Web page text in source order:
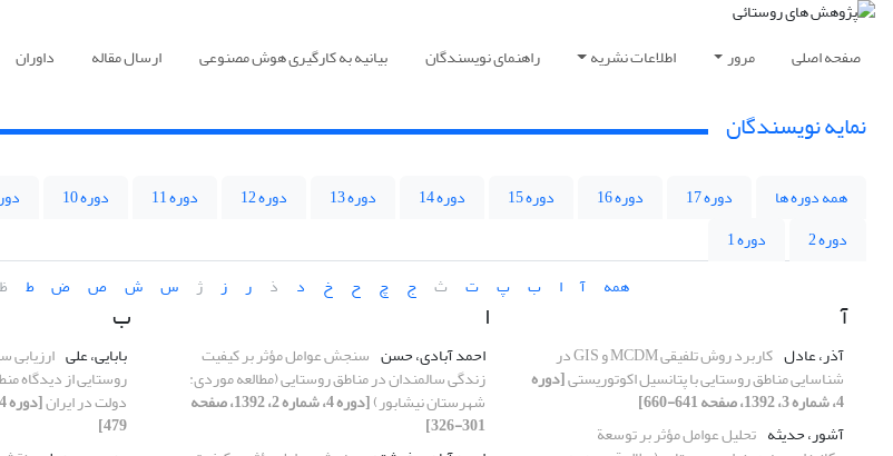
صفحه اصلی مرور اطلاعات نشریه راهنمای نویسندگان بیانیه به کارگیری هوش مصنوعی ارسال مقاله داوران
نمایه نویسندگان
همه دوره ها دوره 17 دوره 16 دوره 15 دوره 14 دوره 13 دوره 12 دوره 11 دوره 10
دوره 2
دوره 1
همه
آ ا ب پ ت ث ج چ ح خ د ذ ر ز ژ س ش ص ض ط ظ
آ
آذر، عادل کاربرد روش تلفیقی MCDM و GIS در
شناسایی مناطق روستایی با پتانسیل اکوتوریستی[دوره
4، شماره 3، 1392، صفحه 641-660]
آشور، حدیثه تحلیل عوامل مؤثر بر توسعة
ا
احمد آبادی، حسن سنجش عوامل مؤثر بر کیفیت
زندگی سالمندان در مناطق روستایی (مطالعه موردی:
شهرستان نیشابور) [دوره 4، شماره 2، 1392، صفحه
301-326]
ب
بابایی، علی
روستایی از دیدگاه
دولت در ایران
479]